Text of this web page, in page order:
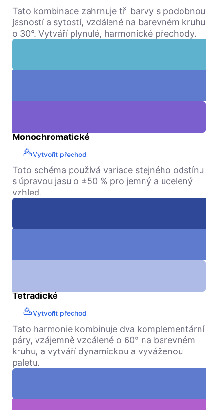
Tato kombinace zahrnuje tři barvy s podobnou
jasností a sytostí, vzdálené na barevném kruhu
o 30°. Vytváří plynulé, harmonické přechody.
Monochromatické
Vytvořit přechod
Toto schéma používá variace stejného odstínu
s úpravou jasu o ±50 % pro jemný a ucelený
vzhled.
Tetradické
Vytvořit přechod
Tato harmonie kombinuje dva komplementární
páry, vzájemně vzdálené o 60° na barevném
kruhu, a vytváří dynamickou a vyváženou
paletu.